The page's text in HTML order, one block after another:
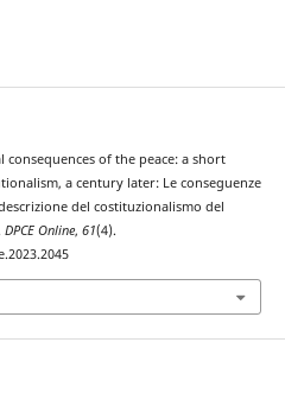
of the peace: a short
a century later: Le conseguenze
del costituzionalismo del
DPCE Online, 61(4).